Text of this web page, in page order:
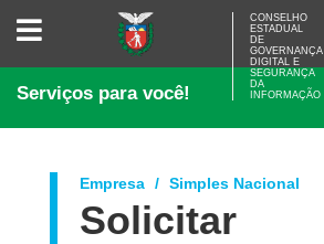
CONSELHO
ESTADUAL
GOVERNANÇA
E
DA
CONSELHO
ESTADUAL
DE
GOVERNANÇA
DIGITAL E
SEGURANÇA
DA
INFORMAÇÃO
Serviços para você!
Empresa Simples Nacional
Solicitar